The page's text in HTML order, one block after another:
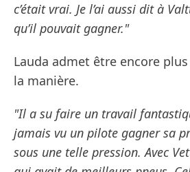
c’était vrai. Je l’ai aussi dit à
qu’il pouvait gagner."
Lauda admet être encore
la manière.
"Il a su faire un travail
jamais vu un pilote gagner sa
sous une telle pression. Avec